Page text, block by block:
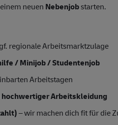
neuen Nebenjobstarten.
regionale Arbeitsmarktzulage
/ Minijob / Studentenjob
Arbeitstagen
hochwertiger Arbeitskleidung
– wir machen dich fit für die